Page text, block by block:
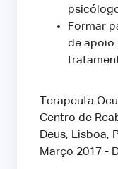
Formar
de apoio
Terapeuta
Centro de
Deus, Lisboa,
Março 2017 -